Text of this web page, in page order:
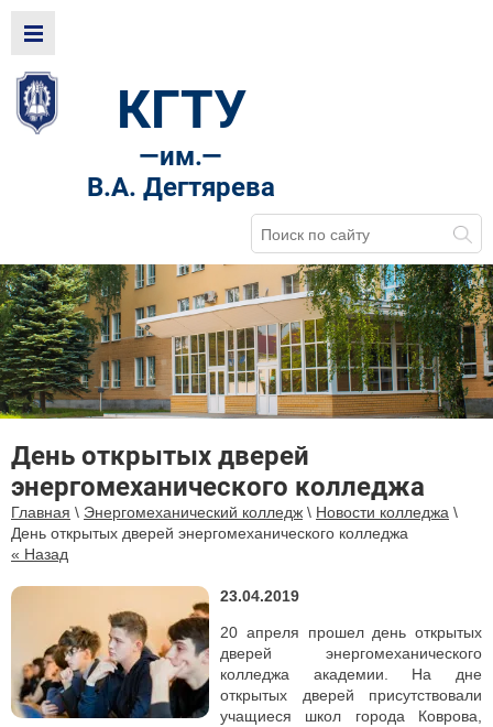
КГТУ
—им.—
В.А. Дегтярева
День открытых дверей
энергомеханического колледжа
Главная \ Энергомеханический колледж \ Новости колледжа \
День открытых дверей энергомеханического колледжа
« Назад
23.04.2019
20 апреля прошел день открытых
дверей энергомеханического
колледжа академии. На дне
открытых дверей присутствовали
учащиеся школ города Коврова,